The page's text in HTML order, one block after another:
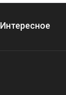
Интересное